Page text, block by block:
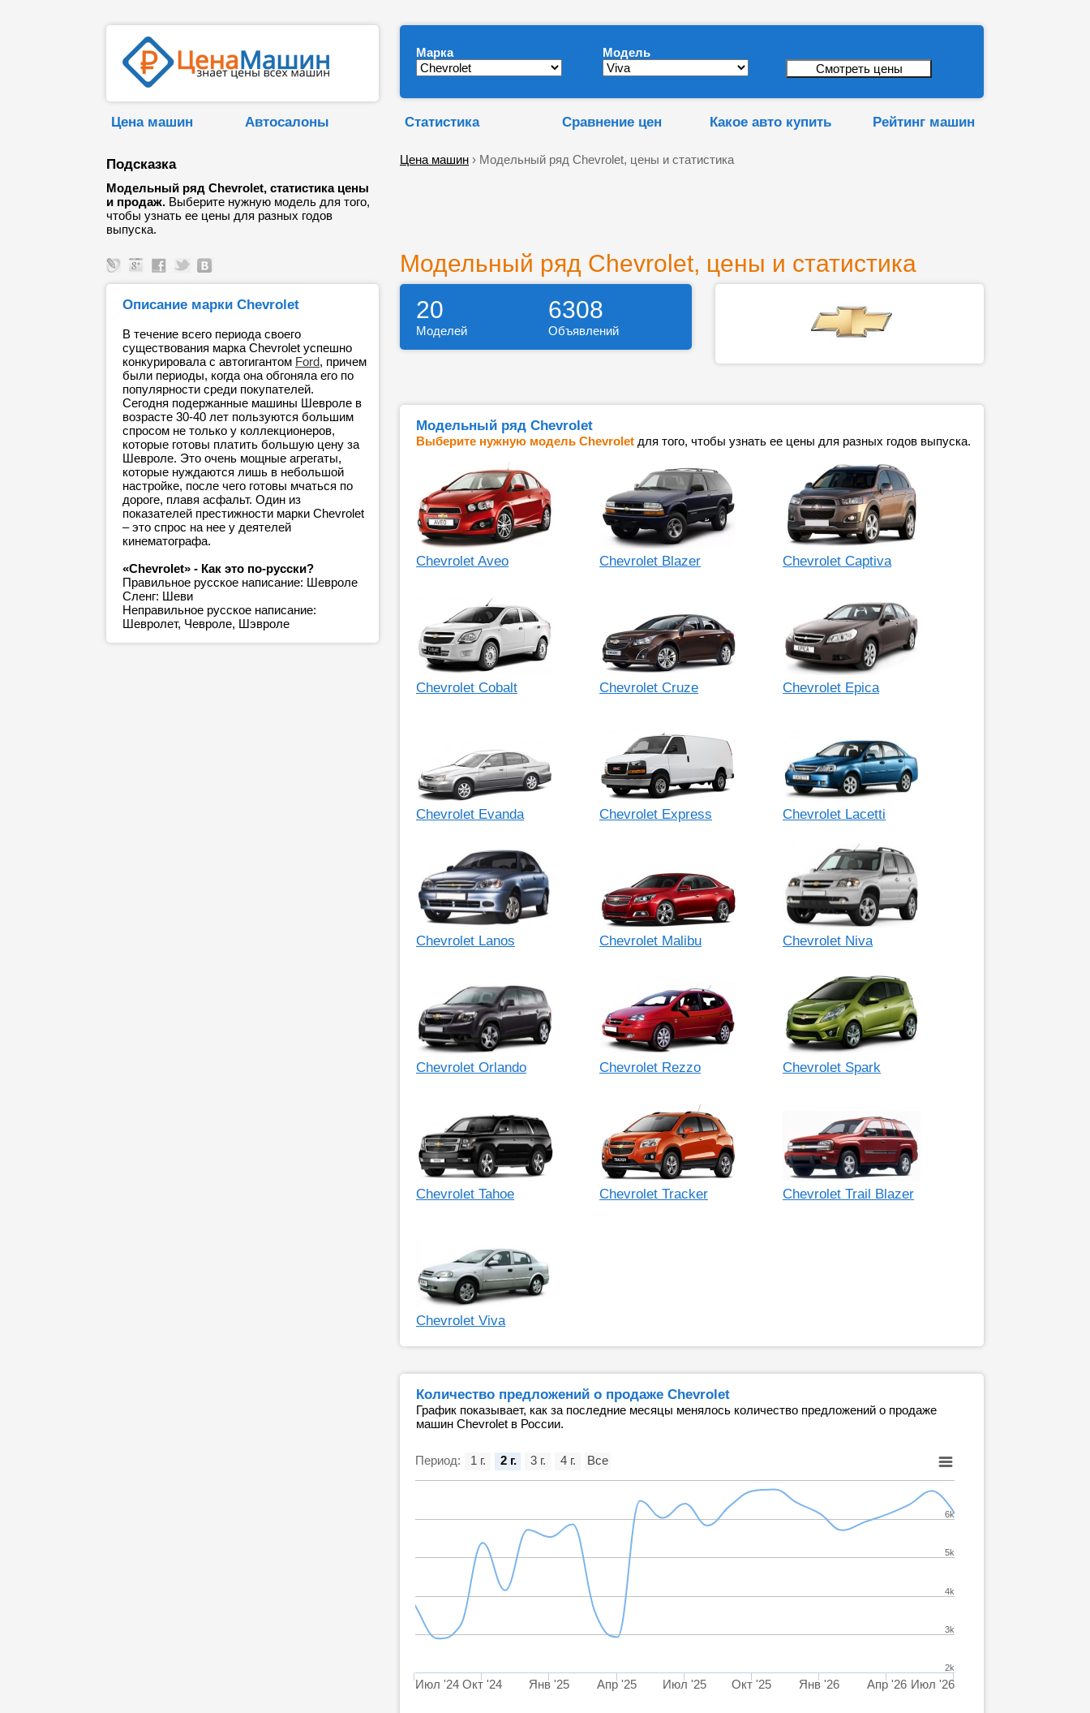
Марка Модель
Цена машин Автосалоны Статистика Сравнение цен Какое авто купить Рейтинг машин
Подсказка
Модельный ряд Chevrolet, статистика цены
и продаж. Выберите нужную модель для того,
чтобы узнать ее цены для разных годов
выпуска.
Цена машин › Модельный ряд Chevrolet, цены и статистика
Модельный ряд Chevrolet, цены и статистика
Описание марки Chevrolet
В течение всего периода своего
существования марка Chevrolet успешно
конкурировала с автогигантом Ford, причем
были периоды, когда она обгоняла его по
популярности среди покупателей.
Сегодня подержанные машины Шевроле в
возрасте 30-40 лет пользуются большим
спросом не только у коллекционеров,
которые готовы платить большую цену за
Шевроле. Это очень мощные агрегаты,
которые нуждаются лишь в небольшой
настройке, после чего готовы мчаться по
дороге, плавя асфальт. Один из
показателей престижности марки Chevrolet
– это спрос на нее у деятелей
кинематографа.
«Chevrolet» - Как это по-русски?
Правильное русское написание: Шевроле
Сленг: Шеви
Неправильное русское написание:
Шевролет, Чевроле, Шэвроле
20 6308
Моделей Объявлений
Модельный ряд Chevrolet
Выберите нужную модель Chevrolet для того, чтобы узнать ее цены для разных годов выпуска.
Chevrolet Aveo Chevrolet Blazer Chevrolet Captiva
Chevrolet Cobalt Chevrolet Cruze Chevrolet Epica
Chevrolet Evanda Chevrolet Express Chevrolet Lacetti
Chevrolet Lanos Chevrolet Malibu Chevrolet Niva
Chevrolet Orlando Chevrolet Rezzo Chevrolet Spark
Chevrolet Tahoe Chevrolet Tracker Chevrolet Trail Blazer
Chevrolet Viva
Количество предложений о продаже Chevrolet
График показывает, как за последние месяцы менялось количество предложений о продаже
машин Chevrolet в России.
Период:
Июл '24 Окт '24 Янв '25 Апр '25 Июл '25 Окт '25 Янв '26 Апр '26 Июл '26
2k
3k
4k
5k
6k
1 г. 2 г. 3 г. 4 г. Все